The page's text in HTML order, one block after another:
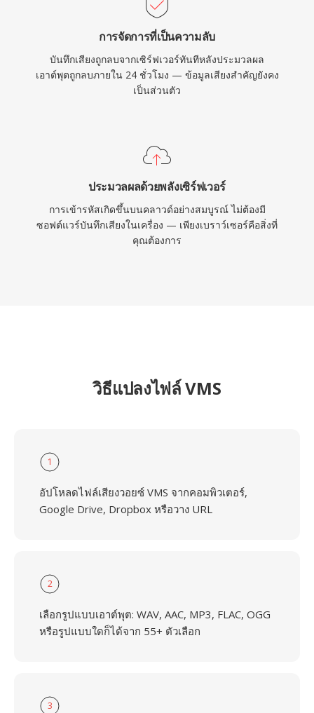
การจัดการที่เป็นความลับ
บันทึกเสียงถูกลบจากเซิร์ฟเวอร์ทันทีหลังประมวลผล
เอาต์พุตถูกลบภายใน 24 ชั่วโมง — ข้อมูลเสียงสำคัญยังคง
เป็นส่วนตัว
ประมวลผลด้วยพลังเซิร์ฟเวอร์
การเข้ารหัสเกิดขึ้นบนคลาวด์อย่างสมบูรณ์ ไม่ต้องมี
ซอฟต์แวร์บันทึกเสียงในเครื่อง — เพียงเบราว์เซอร์คือสิ่งที่
คุณต้องการ
วิธีแปลงไฟล์ VMS
1
อัปโหลดไฟล์เสียงวอยซ์ VMS จากคอมพิวเตอร์,
Google Drive, Dropbox หรือวาง URL
2
เลือกรูปแบบเอาต์พุต: WAV, AAC, MP3, FLAC, OGG
หรือรูปแบบใดก็ได้จาก 55+ ตัวเลือก
3